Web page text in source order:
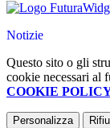
Notizie
Questo sito o gli
cookie necessari al
COOKIE
Personalizza